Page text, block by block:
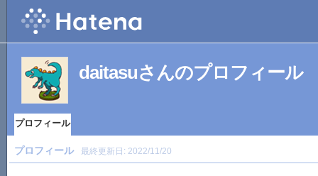
daitasuさんのプロフィール
プロフィール
プロフィール 最終更新日: 2022/11/20